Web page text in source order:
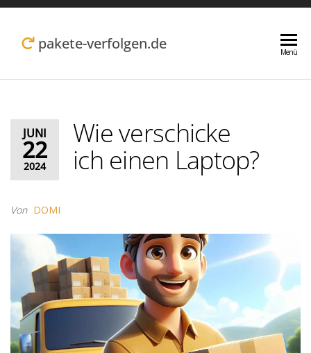
Zum
Inhalt pakete-verfolgen.de Menü
JUNI
22
2024
Wie verschicke
ich einen Laptop?
Von DOMI